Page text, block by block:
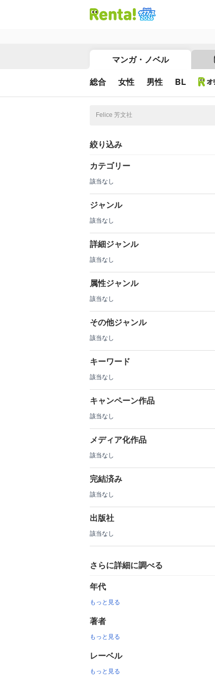
マンガ・ノベル
総合 女性 男性 BL
絞り込み
カテゴリー
該当なし
ジャンル
該当なし
詳細ジャンル
該当なし
属性ジャンル
該当なし
その他ジャンル
該当なし
キーワード
該当なし
キャンペーン作品
該当なし
メディア化作品
該当なし
完結済み
該当なし
出版社
該当なし
さらに詳細に調べる
年代
もっと見る
著者
もっと見る
レーベル
もっと見る